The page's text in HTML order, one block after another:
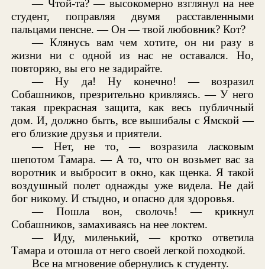
— Чтой-та? — высокомерно взглянул на нее
студент, поправляя двумя расставленными
пальцами пенсне. — Он — твой любовник? Кот?
— Клянусь вам чем хотите, он ни разу в
жизни ни с одной из нас не оставался. Но,
повторяю, вы его не задирайте.
— Ну да! Ну конечно! — возразил
Собашников, презрительно кривляясь. — У него
такая прекрасная защита, как весь публичный
дом. И, должно быть, все вышибалы с Ямской —
его близкие друзья и приятели.
— Нет, не то, — возразила ласковым
шепотом Тамара. — А то, что он возьмет вас за
воротник и выбросит в окно, как щенка. Я такой
воздушный полет однажды уже видела. Не дай
бог никому. И стыдно, и опасно для здоровья.
— Пошла вон, сволочь! — крикнул
Собашников, замахиваясь на нее локтем.
— Иду, миленький, — кротко ответила
Тамара и отошла от него своей легкой походкой.
Все на мгновение обернулись к студенту.